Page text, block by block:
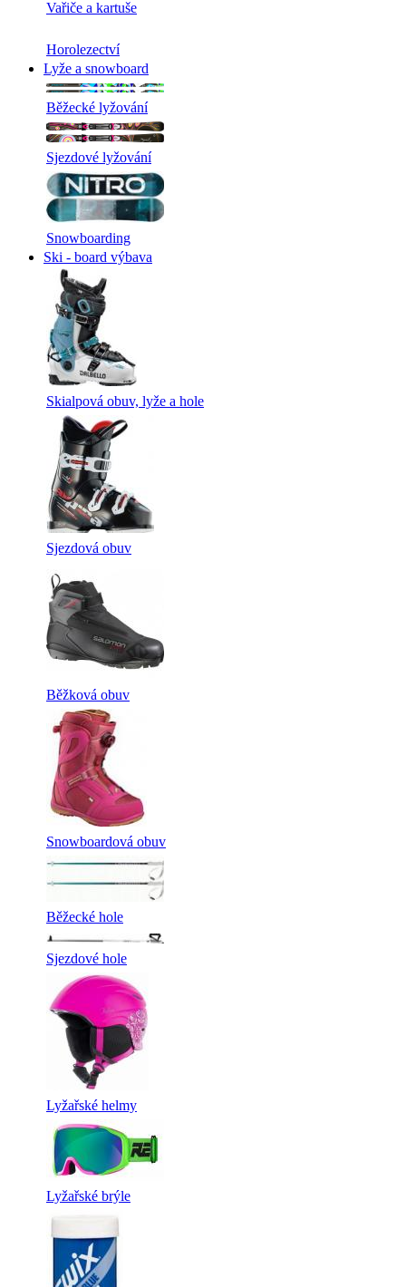
Vařiče a kartuše
Horolezectví
Lyže a snowboard
Běžecké lyžování
Sjezdové lyžování
Snowboarding
Ski - board výbava
Skialpová obuv, lyže a hole
Sjezdová obuv
Běžková obuv
Snowboardová obuv
Běžecké hole
Sjezdové hole
Lyžařské helmy
Lyžařské brýle